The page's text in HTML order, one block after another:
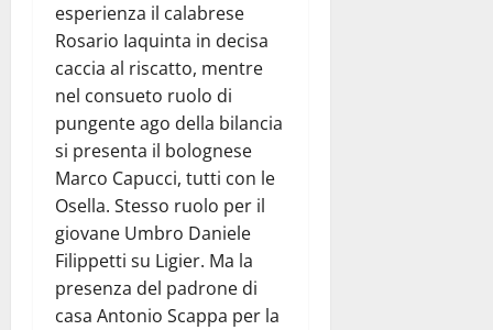
esperienza il calabrese
Rosario Iaquinta in decisa
caccia al riscatto, mentre
nel consueto ruolo di
pungente ago della bilancia
si presenta il bolognese
Marco Capucci, tutti con le
Osella. Stesso ruolo per il
giovane Umbro Daniele
Filippetti su Ligier. Ma la
presenza del padrone di
casa Antonio Scappa per la